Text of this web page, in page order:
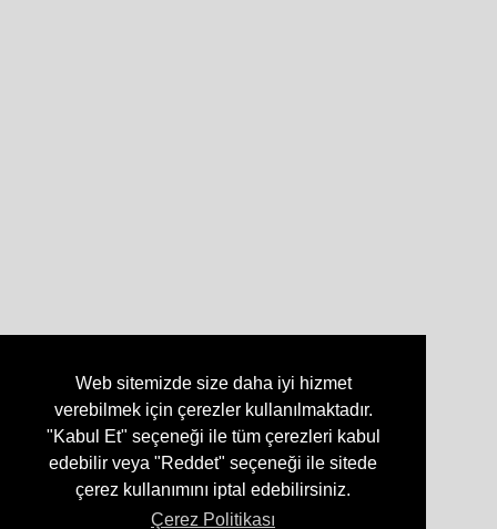
Web sitemizde size daha iyi hizmet
verebilmek için çerezler kullanılmaktadır.
"Kabul Et" seçeneği ile tüm çerezleri kabul
edebilir veya "Reddet" seçeneği ile sitede
çerez kullanımını iptal edebilirsiniz.
Çerez Politikası